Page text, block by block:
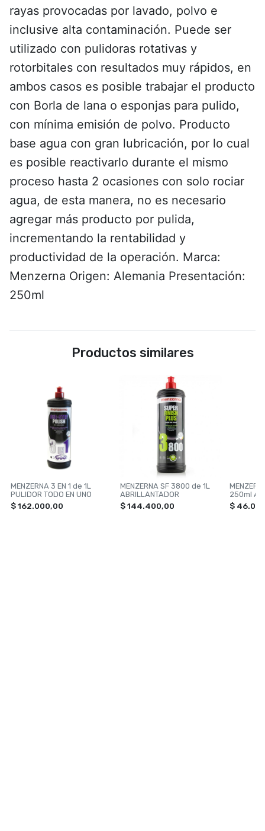
rayas provocadas por lavado, polvo e
inclusive alta contaminación. Puede ser
utilizado con pulidoras rotativas y
rotorbitales con resultados muy rápidos, en
ambos casos es posible trabajar el producto
con Borla de lana o esponjas para pulido,
con mínima emisión de polvo. Producto
base agua con gran lubricación, por lo cual
es posible reactivarlo durante el mismo
proceso hasta 2 ocasiones con solo rociar
agua, de esta manera, no es necesario
agregar más producto por pulida,
incrementando la rentabilidad y
productividad de la operación. Marca:
Menzerna Origen: Alemania Presentación:
250ml
Productos similares
MENZERNA 3 EN 1 de 1L
PULIDOR TODO EN UNO
$ 162.000,00
MENZERNA SF 3800 de 1L
ABRILLANTADOR
$ 144.400,00
250ml
$